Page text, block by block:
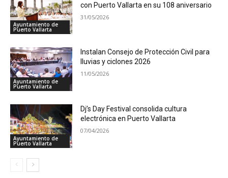
Ayuntamiento de
Puerto Vallarta
con Puerto Vallarta en su 108 aniversario
31/05/2026
Ayuntamiento de
Puerto Vallarta
Instalan Consejo de Protección Civil para
lluvias y ciclones 2026
11/05/2026
Ayuntamiento de
Puerto Vallarta
Dj’s Day Festival consolida cultura
electrónica en Puerto Vallarta
07/04/2026